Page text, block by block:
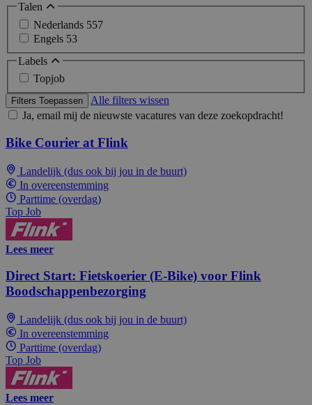
Talen
Nederlands 557
Engels 53
Labels
Topjob
Filters Toepassen
Alle filters wissen
Ja, email mij de nieuwste vacatures van deze zoekopdracht!
Bike Courier at Flink
Landelijk (dus ook bij jou in de buurt)
In overeenstemming
Parttime (overdag)
Top Job
Lees meer
Direct Start: Fietskoerier (E-Bike) voor Flink
Boodschappenbezorging
Landelijk (dus ook bij jou in de buurt)
In overeenstemming
Parttime (overdag)
Top Job
Lees meer